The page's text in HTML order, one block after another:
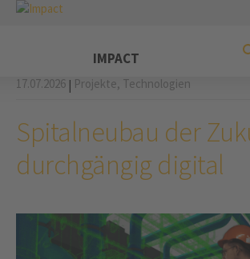
IMPACT
17.07.2026 | Projekte, Technologien
Spitalneubau der
durchgängig digital